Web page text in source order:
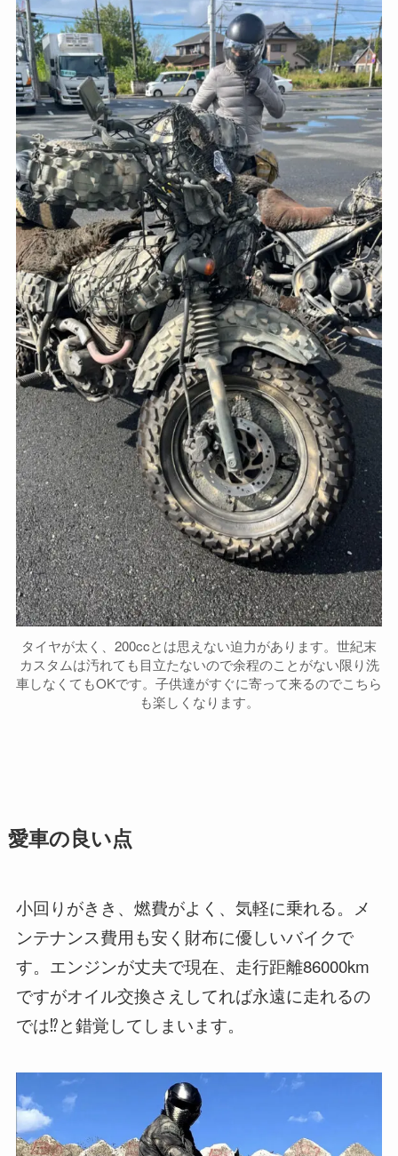
タイヤが太く、200ccとは思えない迫力があります。世紀末
カスタムは汚れても目立たないので余程のことがない限り洗
車しなくてもOKです。子供達がすぐに寄って来るのでこちら
も楽しくなります。
愛車の良い点
小回りがきき、燃費がよく、気軽に乗れる。メ
ンテナンス費用も安く財布に優しいバイクで
す。エンジンが丈夫で現在、走行距離86000km
ですがオイル交換さえしてれば永遠に走れるの
では⁉️と錯覚してしまいます。